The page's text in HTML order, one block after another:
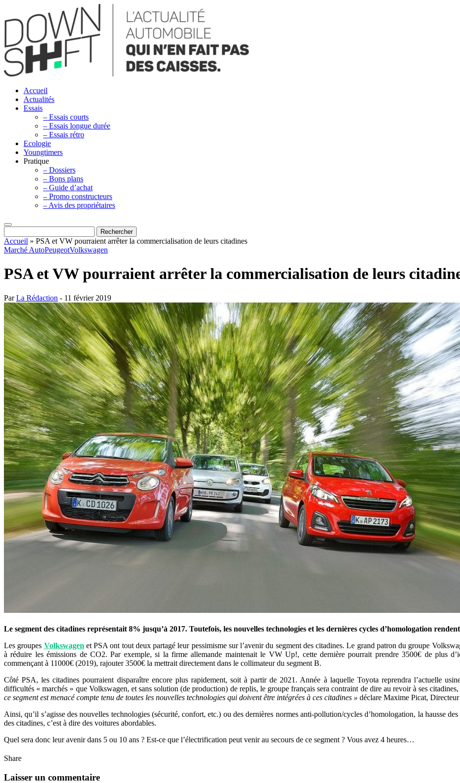
Accueil
Actualités
Essais
– Essais courts
– Essais longue durée
– Essais rétro
Ecologie
Youngtimers
Pratique
– Dossiers
– Bons plans
– Guide d’achat
– Promo constructeurs
– Avis des propriétaires
Accueil » PSA et VW pourraient arrêter la commercialisation de leurs citadines
Marché AutoPeugeotVolkswagen
PSA et VW pourraient arrêter la commercialisation de leurs
ParLa Rédaction - 11 février 2019
Le segment des citadines représentait 8% jusqu’à 2017. Toutefois, les nouvelles technologies et les dernières cycles d’homologation
Les groupes Volkswagen et PSA ont tout deux partagé leur pessimisme sur l’avenir du segment des citadines. Le grand patron du groupe
à réduire les émissions de CO2. Par exemple, si la firme allemande maintenait le VW Up!, cette dernière pourrait prendre 3500€ de plus
commençant à 11000€ (2019), rajouter 3500€ la mettrait directement dans le collimateur du segment B.
Côté PSA, les citadines pourraient disparaître encore plus rapidement, soit à partir de 2021. Année à laquelle Toyota reprendra l’actuelle
difficultés « marchés » que Volkswagen, et sans solution (de production) de replis, le groupe français sera contraint de dire au revoir à ses
ce segment est menacé compte tenu de toutes les nouvelles technologies qui doivent être intégrées à ces citadines » déclare Maxime Picat,
Ainsi, qu’il s’agisse des nouvelles technologies (sécurité, confort, etc.) ou des dernières normes anti-pollution/cycles d’homologation, la hausse
des citadines, c’est à dire des voitures abordables.
Quel sera donc leur avenir dans 5 ou 10 ans ? Est-ce que l’électrification peut venir au secours de ce segment ? Vous avez 4 heures…
Share
Laisser un commentaire